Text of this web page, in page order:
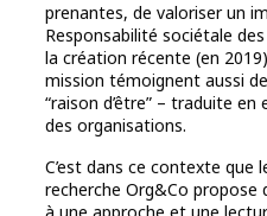
prenantes, de valoriser un
Responsabilité sociétale
la création récente (en
mission témoignent aussi
“raison d’être” – traduite
des organisations.
C’est dans ce contexte que
recherche Org&Co propose